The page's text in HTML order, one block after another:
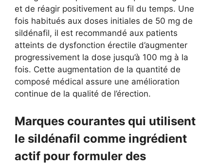
et de réagir positivement au fil du temps. Une
fois habitués aux doses initiales de 50 mg de
sildénafil, il est recommandé aux patients
atteints de dysfonction érectile d’augmenter
progressivement la dose jusqu’à 100 mg à la
fois. Cette augmentation de la quantité de
composé médical assure une amélioration
continue de la qualité de l’érection.
Marques courantes qui utilisent
le sildénafil comme ingrédient
actif pour formuler des